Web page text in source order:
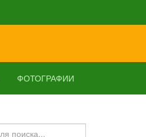
ФОТОГРАФИИ